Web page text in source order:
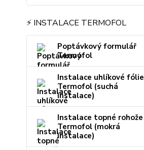
⚡ INSTALACE TERMOFOL
Poptávkový formulář
Termofol
Instalace uhlíkové fólie
Termofol (suchá
instalace)
Instalace topné rohože
Termofol (mokrá
instalace)